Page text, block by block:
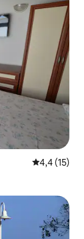
4,4 de uma
4,4 (15)